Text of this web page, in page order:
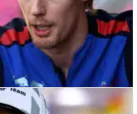
30/01/19
detail tentang